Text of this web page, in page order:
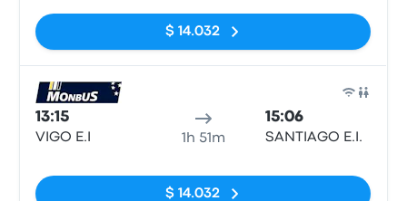
$ 14.032
13:15
VIGO E.I 1h 51m
15:06
SANTIAGO E.I.
$ 14.032